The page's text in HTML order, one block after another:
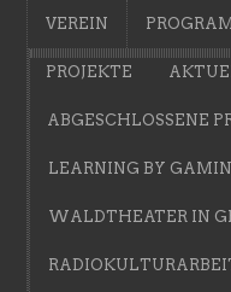
VEREIN
PROJEKTE
ABGESCHLOSSENE
LEARNING BY
WALDTHEATER IN